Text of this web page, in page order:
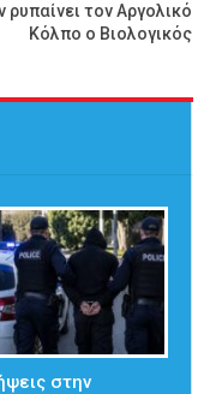
ρυπαίνει τον Αργολικό
Κόλπο ο Βιολογικός
στην